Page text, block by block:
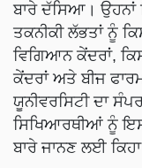
ਬਾਰੇ ਦੱਸਿਆ। ਉਹਨਾਂ
ਤਕਨੀਕੀ ਲੱਭਤਾਂ ਨੂੰ
ਵਿਗਿਆਨ ਕੇਂਦਰਾਂ,
ਕੇਂਦਰਾਂ ਅਤੇ ਬੀਜ
ਯੂਨੀਵਰਸਿਟੀ ਦਾ
ਸਿਖਿਆਰਥੀਆਂ ਨੂੰ ਇਸ
ਬਾਰੇ ਜਾਨਣ ਲਈ